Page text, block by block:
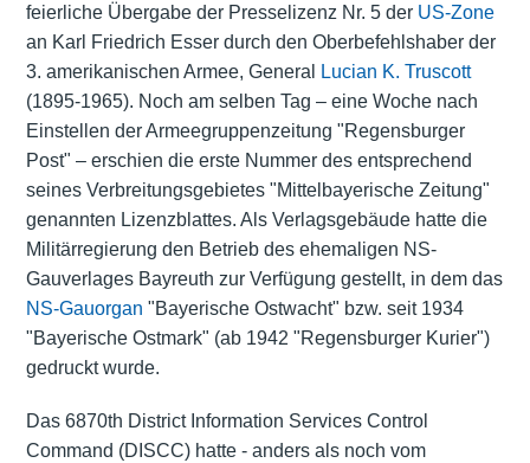
feierliche Übergabe der Presselizenz Nr. 5 der US-Zone
an Karl Friedrich Esser durch den Oberbefehlshaber der
3. amerikanischen Armee, General
Lucian K. Truscott
(1895-1965). Noch am selben Tag – eine Woche nach
Einstellen der Armeegruppenzeitung "Regensburger
Post" – erschien die erste Nummer des entsprechend
seines Verbreitungsgebietes "Mittelbayerische Zeitung"
genannten Lizenzblattes. Als Verlagsgebäude hatte die
Militärregierung den Betrieb des ehemaligen NS-
Gauverlages Bayreuth zur Verfügung gestellt, in dem das
NS-Gauorgan "Bayerische Ostwacht" bzw. seit 1934
"Bayerische Ostmark" (ab 1942 "Regensburger Kurier")
gedruckt wurde.
Das 6870th District Information Services Control
Command (DISCC) hatte - anders als noch vom